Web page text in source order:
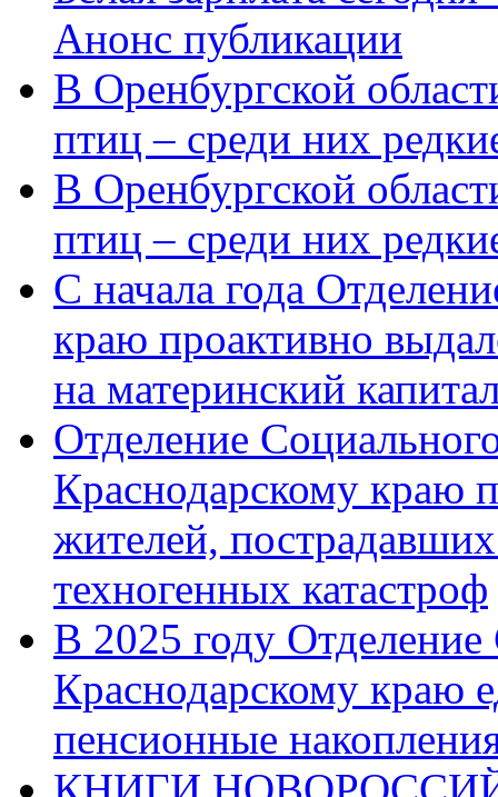
Анонс публикации
В Оренбургской
птиц – среди них
В Оренбургской
птиц – среди них
С начала года
краю проактивно
на материнский
Отделение
Краснодарскому краю
жителей,
техногенных катастроф
В 2025 году
Краснодарскому краю
пенсионные